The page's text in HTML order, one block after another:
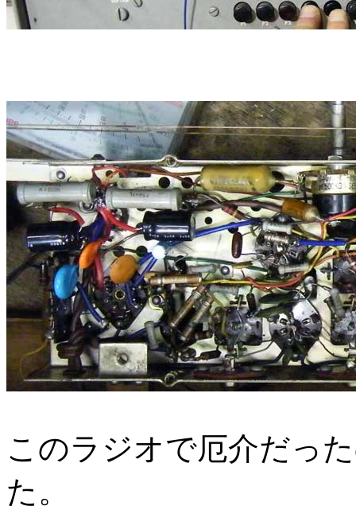
このラジオで厄介だっ
た。